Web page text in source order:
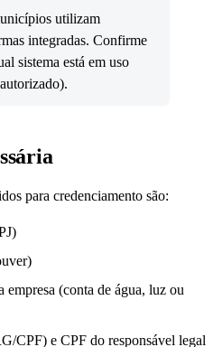
utilizam
integradas. Confirme
sistema está em uso
para credenciamento são:
empresa (conta de água, luz ou
CPF) e CPF do responsável legal